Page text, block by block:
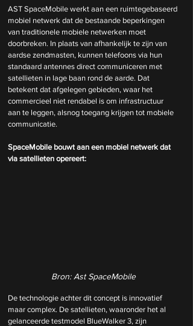
AST SpaceMobile werkt aan een ruimtegebaseerd
mobiel netwerk dat de bestaande beperkingen
van traditionele mobiele netwerken moet
doorbreken. In plaats van afhankelijk te zijn van
aardse zendmasten, kunnen telefoons via hun
standaard antennes direct communiceren met
satellieten in lage baan rond de aarde. Dat
betekent dat afgelegen gebieden, waar het
commercieel niet rendabel is om infrastructuur
aan te leggen, alsnog toegang krijgen tot mobiele
communicatie.
SpaceMobile bouwt aan een mobiel netwerk dat
via satellieten opereert:
Bron: Ast SpaceMobile
De technologie achter dit concept is innovatief
maar complex. De satellieten, waaronder het al
gelanceerde testmodel BlueWalker 3, zijn